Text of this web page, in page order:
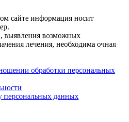
сайте информация носит
выявления возможных
лечения, необходима очная
обработки персональных
персональных данных